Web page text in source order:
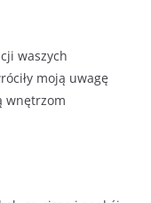
waszych
moją uwagę
wnętrzom